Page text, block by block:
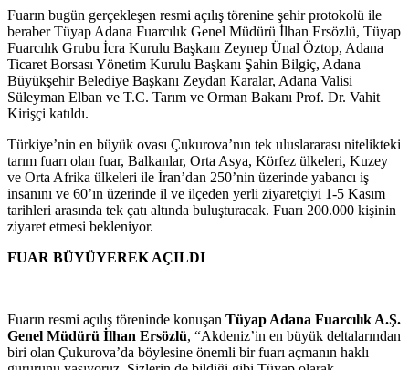
Fuarın bugün gerçekleşen resmi açılış törenine şehir protokolü ile
beraber Tüyap Adana Fuarcılık Genel Müdürü İlhan Ersözlü, Tüyap
Fuarcılık Grubu İcra Kurulu Başkanı Zeynep Ünal Öztop, Adana
Ticaret Borsası Yönetim Kurulu Başkanı Şahin Bilgiç, Adana
Büyükşehir Belediye Başkanı Zeydan Karalar, Adana Valisi
Süleyman Elban ve T.C. Tarım ve Orman Bakanı Prof. Dr. Vahit
Kirişçi katıldı.
Türkiye’nin en büyük ovası Çukurova’nın tek uluslararası nitelikteki
tarım fuarı olan fuar, Balkanlar, Orta Asya, Körfez ülkeleri, Kuzey
ve Orta Afrika ülkeleri ile İran’dan 250’nin üzerinde yabancı iş
insanını ve 60’ın üzerinde il ve ilçeden yerli ziyaretçiyi 1-5 Kasım
tarihleri arasında tek çatı altında buluşturacak. Fuarı 200.000 kişinin
ziyaret etmesi bekleniyor.
FUAR BÜYÜYEREK AÇILDI
Fuarın resmi açılış töreninde konuşan Tüyap Adana Fuarcılık A.Ş.
Genel Müdürü İlhan Ersözlü, “Akdeniz’in en büyük deltalarından
biri olan Çukurova’da böylesine önemli bir fuarı açmanın haklı